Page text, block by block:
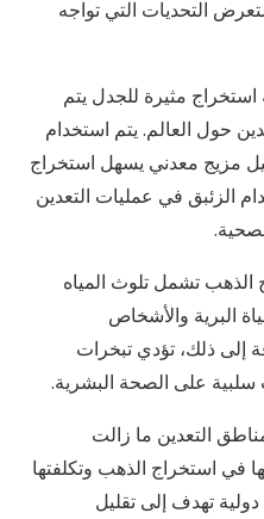
التحديات التي تواجه
استخراج مثيرة للجدل يتم
حول العالم. يتم استخدام
مزيج معدني يسهل استخراج
الزئبق في عمليات التعدين
الذهب تشمل تلوث المياه
البرية والأشخاص
إلى ذلك، تؤدي تبخرات
سلبية على الصحة البشرية.
التعدين ما زالت
في استخراج الذهب وتكلفتها
تهدف إلى تقليل